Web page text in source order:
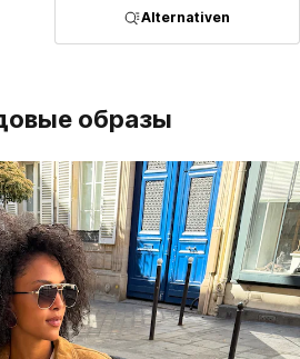
Alternativen
образы